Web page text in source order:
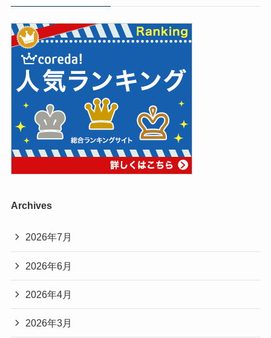
Archives
2026年7月
2026年6月
2026年4月
2026年3月